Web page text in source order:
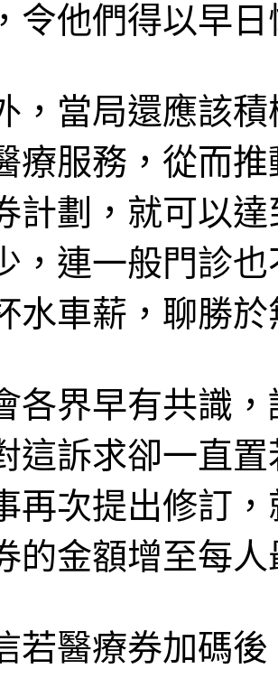
令他們得以早
，當局還應該
療服務，從而
計劃，就可以
，連一般門診
水車薪，聊勝於
各界早有共識
這訴求卻一直
再次提出修訂
的金額增至每人
若醫療券加碼